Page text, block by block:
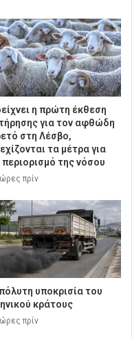
η πρώτη έκθεση
για τον αφθώδη
στη Λέσβο,
τα μέτρα για
περιορισμό της νόσου
πρίν
υποκρισία του
κράτους
πρίν